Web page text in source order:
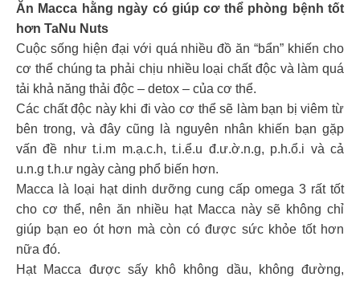
Ăn Macca hằng ngày có giúp cơ thể phòng bệnh tốt
hơn TaNu Nuts
Cuộc sống hiện đại với quá nhiều đồ ăn “bẩn” khiến cho
cơ thể chúng ta phải chịu nhiều loại chất độc và làm quá
tải khả năng thải độc – detox – của cơ thể.
Các chất độc này khi đi vào cơ thể sẽ làm bạn bị viêm từ
bên trong, và đây cũng là nguyên nhân khiến bạn gặp
vấn đề như t.i.m m.ạ.c.h, t.i.ể.u đ.ư.ờ.n.g, p.h.ổ.i và cả
u.n.g t.h.ư ngày càng phổ biến hơn.
Macca là loại hạt dinh dưỡng cung cấp omega 3 rất tốt
cho cơ thể, nên ăn nhiều hạt Macca này sẽ không chỉ
giúp bạn eo ót hơn mà còn có được sức khỏe tốt hơn
nữa đó.
Hạt Macca được sấy khô không dầu, không đường,